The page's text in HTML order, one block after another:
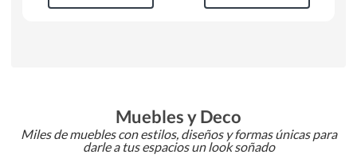
Muebles y Deco
Miles de muebles con estilos, diseños y formas únicas para
darle a tus espacios un look soñado